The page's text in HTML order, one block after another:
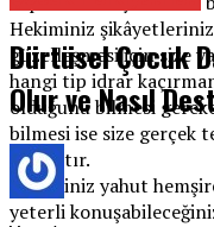
Hekiminiz
güzelleşmesi için size
hangi tip idrar
olduğunu bilmesi
bilmesi ise size gerçek
olacaktır.
Hekiminiz yahut
yeterli
Dürtüsel Çocuk
Olur ve Nasıl